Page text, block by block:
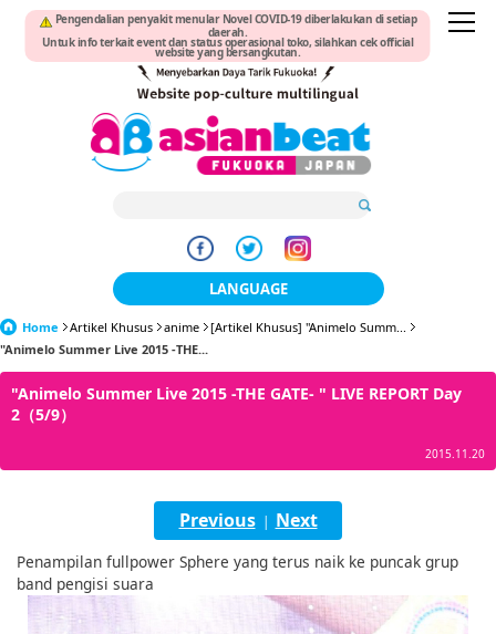
Pengendalian penyakit menular Novel COVID-19 diberlakukan di setiap
daerah.
Untuk info terkait event dan status operasional toko, silahkan cek official
website yang bersangkutan.
LANGUAGE
日本語
한국어
ภาษาไทย
tiéng Viêt
Home Artikel Khusus anime
[Artikel Khusus] "Animelo Summ...
"Animelo Summer Live 2015 -THE...
"Animelo Summer Live 2015 -THE GATE- " LIVE REPORT Day
2（5/9）
2015.11.20
Previous| Next
Penampilan fullpower Sphere yang terus naik ke puncak grup
band pengisi suara